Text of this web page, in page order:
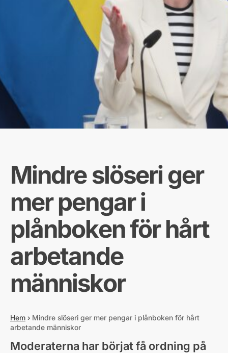
Mindre slöseri ger
mer pengar i
plånboken för hårt
arbetande
människor
Hem › Mindre slöseri ger mer pengar i plånboken för hårt
arbetande människor
Moderaterna har börjat få ordning på